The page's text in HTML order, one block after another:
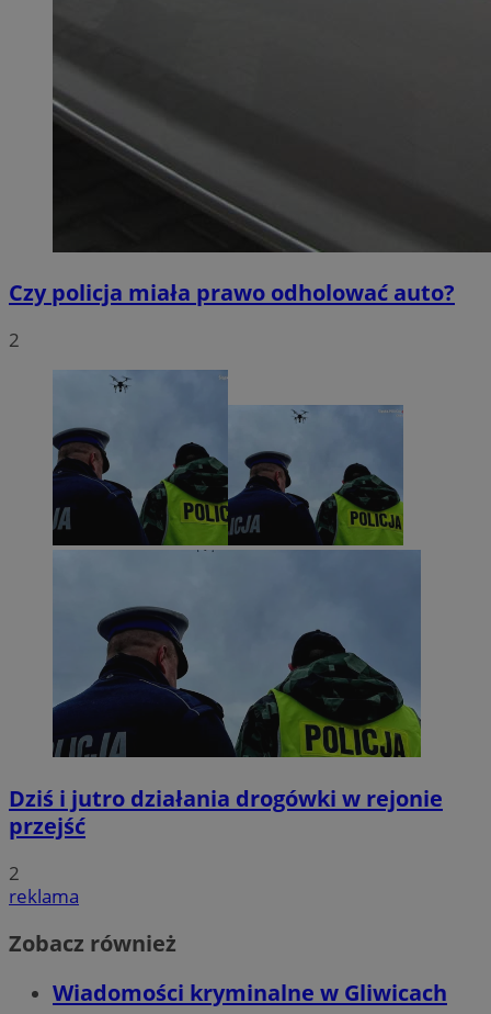
Czy policja miała prawo odholować auto?
2
Dziś i jutro działania drogówki w rejonie
przejść
2
reklama
Zobacz również
Wiadomości kryminalne w Gliwicach